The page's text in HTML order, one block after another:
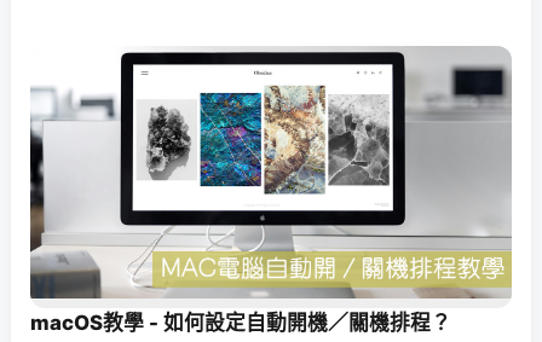
macOS教學 - 如何設定自動開機／關機排程？